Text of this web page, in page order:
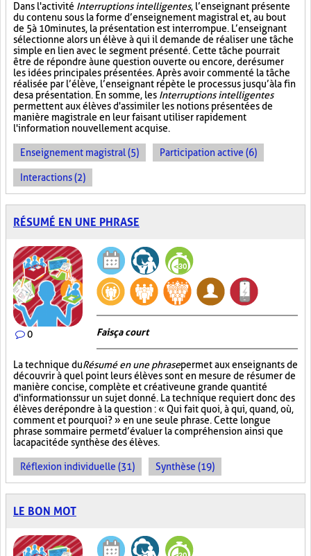
Dans l'activité Interruptions intelligentes, l’enseignant présente
du contenu sous la forme d’enseignement magistral et, au bout
de 5 à 10 minutes, la présentation est interrompue. L’enseignant
sélectionne alors un élève à qui il demande de réaliser une tâche
simple en lien avec le segment présenté. Cette tâche pourrait
être de répondre à une question ouverte ou encore, de résumer
les idées principales présentées. Après avoir commenté la tâche
réalisée par l’élève, l’enseignant répète le processus jusqu’à la fin
de sa présentation. En somme, les Interruptions intelligentes
permettent aux élèves d'assimiler les notions présentées de
manière magistrale en leur faisant utiliser rapidement
l'information nouvellement acquise.
Enseignement magistral (5) Participation active (6)
Interactions (2)
RÉSUMÉ EN UNE PHRASE
0 Fais ça court
La technique duRésumé en une phrasepermet aux enseignants de
découvrir à quel point leurs élèves sont en mesure de résumer de
manière concise, complète et créative une grande quantité
d'informations sur un sujet donné. La technique requiert donc des
élèves de répondre à la question : « Qui fait quoi, à qui, quand, où,
comment et pourquoi? » en une seule phrase. Cette longue
phrase sommaire permet d’évaluer la compréhension ainsi que
la capacité de synthèse des élèves.
Réflexion individuelle (31) Synthèse (19)
LE BON MOT